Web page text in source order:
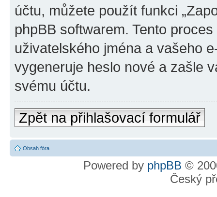
účtu, můžete použít funkci
phpBB softwarem. Tento
uživatelského jména a vašeho
vygeneruje heslo nové a zašle
svému účtu.
Zpět na přihlašovací formulář
Obsah fóra
Powered by phpBB ©
Český